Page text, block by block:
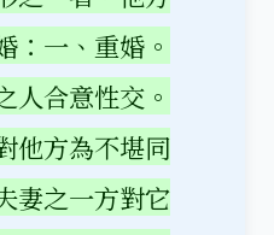
：一、重婚。
人合意性交。
他方為不堪同
妻之一方對它